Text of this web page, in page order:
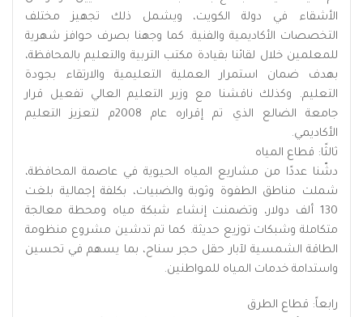
الأشقاء في دولة الكويت، ويشمل ذلك تجهيز مختلف
التخصصات الأكاديمية والفنية. كما وجهنا بصرف حوافز شهرية
للمعلمين خلال لقائنا بقيادة مكتب التربية والتعليم بالمحافظة،
بهدف ضمان استمرار العملية التعليمية والارتقاء بجودة
التعليم. وكذلك ناقشنا مع وزير التعليم العالي تفعيل قرار
جامعة الضالع الذي تم إقراره عام 2008م لتعزيز التعليم
الأكاديمي.
ثالثًا: قطاع المياه
دشّنا عددًا من مشاريع المياه الحيوية في عاصمة المحافظة،
شملت مناطق الطفوة وثوبة والضبيات، بكلفة إجمالية بلغت
130 ألف دولار، وتضمنت إنشاء شبكة مياه ومحطة معالجة
متكاملة وشبكات توزيع حديثة. كما تم تدشين مشروع منظومة
الطاقة الشمسية لآبار حقل حجر سناح، بما يسهم في تحسين
واستدامة خدمات المياه للمواطنين.
رابعاً: قطاع الطرق